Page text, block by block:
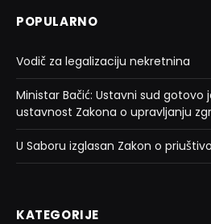
POPULARNO
Vodič za legalizaciju nekretnina
Ministar Bačić: Ustavni sud
ustavnost Zakona o upravljanju
U Saboru izglasan Zakon o
KATEGORIJE